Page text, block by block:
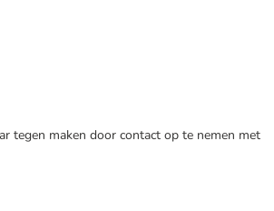
tegen maken door contact op te nemen met